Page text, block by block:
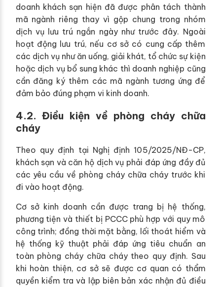
doanh khách sạn hiện đã được phân tách thành
mã ngành riêng thay vì gộp chung trong nhóm
dịch vụ lưu trú ngắn ngày như trước đây. Ngoài
hoạt động lưu trú, nếu cơ sở có cung cấp thêm
các dịch vụ như ăn uống, giải khát, tổ chức sự kiện
hoặc dịch vụ bổ sung khác thì doanh nghiệp cũng
cần đăng ký thêm các mã ngành tương ứng để
đảm bảo đúng phạm vi kinh doanh.
4.2. Điều kiện về phòng cháy chữa
cháy
Theo quy định tại Nghị định 105/2025/NĐ-CP,
khách sạn và căn hộ dịch vụ phải đáp ứng đầy đủ
các yêu cầu về phòng cháy chữa cháy trước khi
đi vào hoạt động.
Cơ sở kinh doanh cần được trang bị hệ thống,
phương tiện và thiết bị PCCC phù hợp với quy mô
công trình; đồng thời mặt bằng, lối thoát hiểm và
hệ thống kỹ thuật phải đáp ứng tiêu chuẩn an
toàn phòng cháy chữa cháy theo quy định. Sau
khi hoàn thiện, cơ sở sẽ được cơ quan có thẩm
quyền kiểm tra và lập biên bản xác nhận đủ điều